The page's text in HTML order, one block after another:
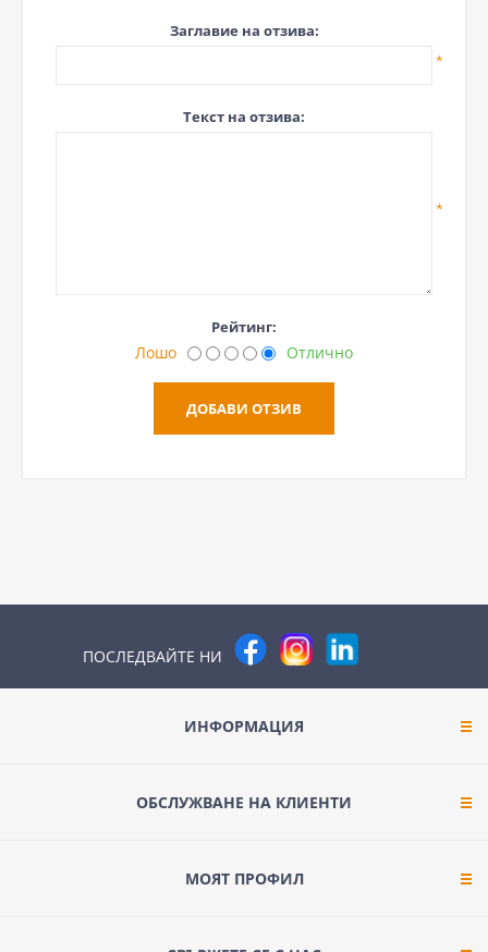
Заглавие на отзива:
*
Текст на отзива:
*
Рейтинг:
Лошо Отлично
ПОСЛЕДВАЙТЕ НИ
ИНФОРМАЦИЯ
ОБСЛУЖВАНЕ НА КЛИЕНТИ
МОЯТ ПРОФИЛ